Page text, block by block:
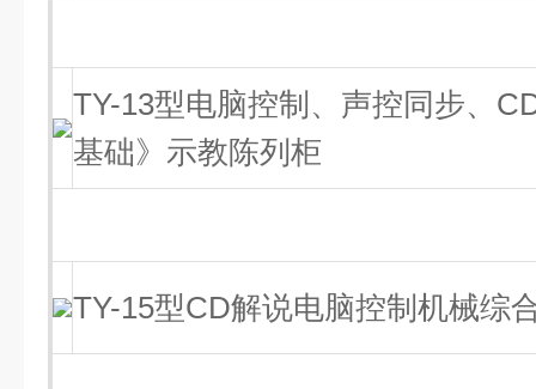
TY-13型电脑控制、声控同步、
基础》示教陈列柜
TY-15型CD解说电脑控制机械综